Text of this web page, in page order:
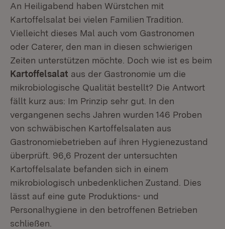
An Heiligabend haben Würstchen mit
Kartoffelsalat bei vielen Familien Tradition.
Vielleicht dieses Mal auch vom Gastronomen
oder Caterer, den man in diesen schwierigen
Zeiten unterstützen möchte. Doch wie ist es beim
Kartoffelsalat aus der Gastronomie um die
mikrobiologische Qualität bestellt? Die Antwort
fällt kurz aus: Im Prinzip sehr gut. In den
vergangenen sechs Jahren wurden 146 Proben
von schwäbischen Kartoffelsalaten aus
Gastronomiebetrieben auf ihren Hygienezustand
überprüft. 96,6 Prozent der untersuchten
Kartoffelsalate befanden sich in einem
mikrobiologisch unbedenklichen Zustand. Dies
lässt auf eine gute Produktions- und
Personalhygiene in den betroffenen Betrieben
schließen.